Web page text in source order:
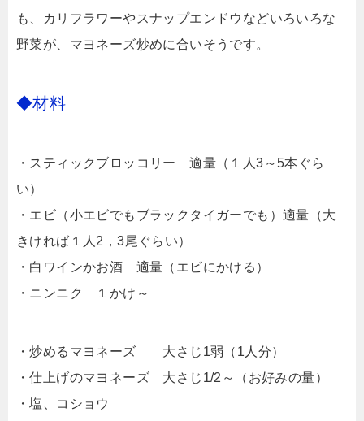
も、カリフラワーやスナップエンドウなどいろいろな
野菜が、マヨネーズ炒めに合いそうです。
◆材料
・スティックブロッコリー 適量（１人3～5本ぐら
い）
・エビ（小エビでもブラックタイガーでも）適量（大
きければ１人2，3尾ぐらい）
・白ワインかお酒 適量（エビにかける）
・ニンニク １かけ～
・炒めるマヨネーズ 大さじ1弱（1人分）
・仕上げのマヨネーズ 大さじ1/2～（お好みの量）
・塩、コショウ